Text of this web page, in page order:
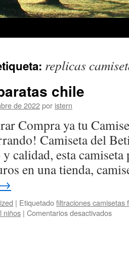
replicas
chile
de 2022por istern
Compra ya tu
Camiseta del
calidad, esta
en una tienda,
| Etiquetadofiltraciones camisetas
niños | Comentarios desactivadosen